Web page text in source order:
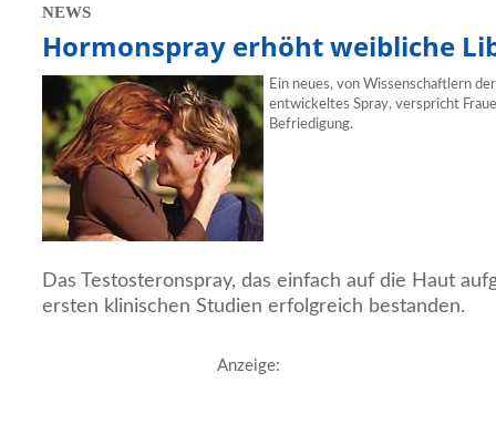
NEWS
Hormonspray erhöht weibliche
Ein neues, von Wissenschaftlern
entwickeltes Spray, verspricht
Befriedigung.
Das Testosteronspray, das einfach auf die Haut
ersten klinischen Studien erfolgreich bestanden.
Anzeige: